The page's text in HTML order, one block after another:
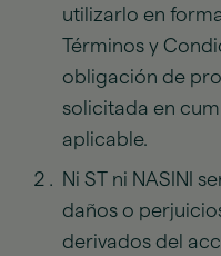
utilizarlo en
Términos y
obligación de
solicitada en
aplicable.
Ni ST ni NASINI
daños o
derivados del